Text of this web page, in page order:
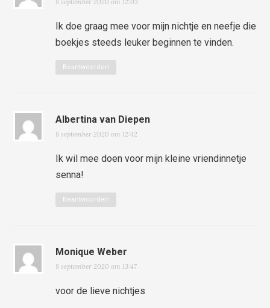
8 september 2020 om 12:03
Ik doe graag mee voor mijn nichtje en neefje die
boekjes steeds leuker beginnen te vinden.
Beantwoorden
Albertina van Diepen
8 september 2020 om 12:42
Ik wil mee doen voor mijn kleine vriendinnetje
senna!
Beantwoorden
Monique Weber
8 september 2020 om 13:47
voor de lieve nichtjes